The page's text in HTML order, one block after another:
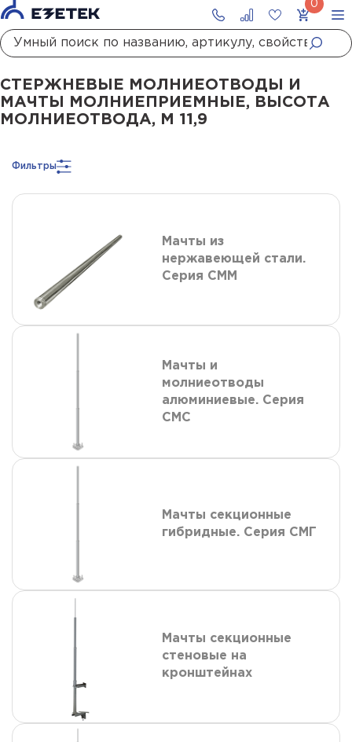
ГлавнаяКаталог Стержневые молниеотводы и мачты
СТЕРЖНЕВЫЕ МОЛНИЕОТВОДЫ И
МАЧТЫ МОЛНИЕПРИЕМНЫЕ, ВЫСОТА
МОЛНИЕОТВОДА, М 11,9
Фильтры
Мачты из
нержавеющей стали.
Серия СММ
Мачты и
молниеотводы
алюминиевые. Серия
СМС
Мачты секционные
гибридные. Серия СМГ
Мачты секционные
стеновые на
кронштейнах